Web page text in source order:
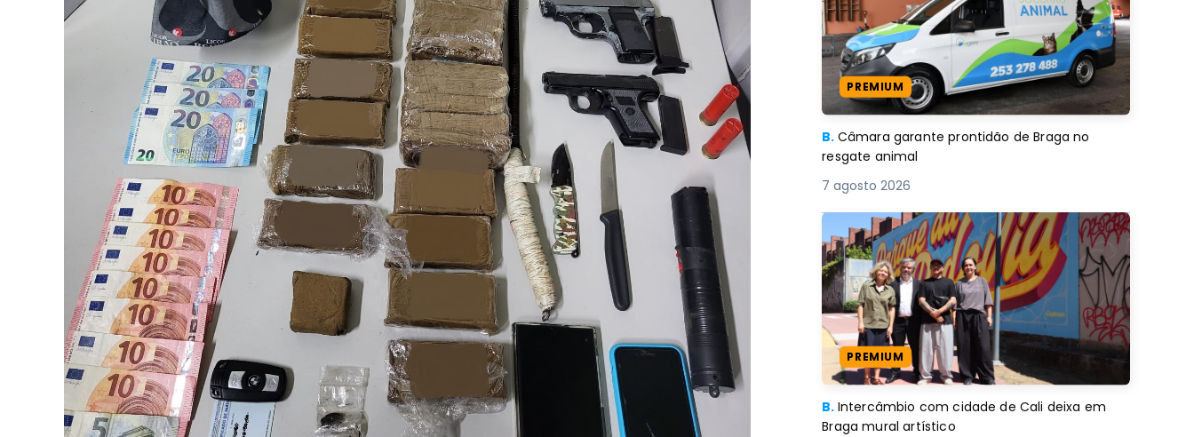
PREMIUM
B. Câmara garante prontidão de Braga no
resgate animal
7 agosto 2026
PREMIUM
B. Intercâmbio com cidade de Cali deixa em
Braga mural artístico